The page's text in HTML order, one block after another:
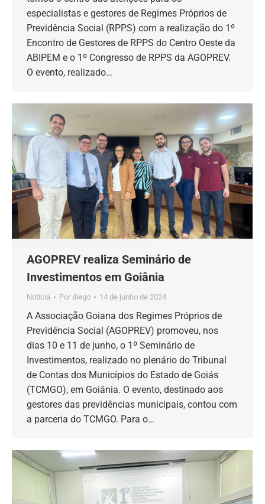
especialistas e gestores de Regimes Próprios de
Previdência Social (RPPS) com a realização do 1º
Encontro de Gestores de RPPS do Centro Oeste da
ABIPEM e o 1º Congresso de RPPS da AGOPREV.
O evento, realizado…
AGOPREV realiza Seminário de
Investimentos em Goiânia
Notícia Por diego 14 de junho de 2024
A Associação Goiana dos Regimes Próprios de
Previdência Social (AGOPREV) promoveu, nos
dias 10 e 11 de junho, o 1º Seminário de
Investimentos, realizado no plenário do Tribunal
de Contas dos Municípios do Estado de Goiás
(TCMGO), em Goiânia. O evento, destinado aos
gestores das previdências municipais, contou com
a parceria do TCMGO. Para o…